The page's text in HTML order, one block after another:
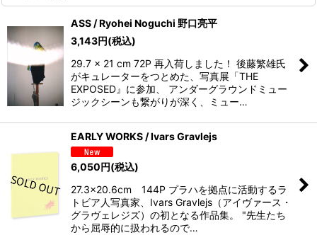
ASS / Ryohei Noguchi 野口亮平
3,143円(税込)
29.7 x 21 cm 72P 再入荷しました！ 後藤繁雄氏
がキュレーターをつとめた、写真展「THE
EXPOSED』に参加、 アンダーグラウンドミュー
ジックシーンも繋がりが深く、ミュー…
EARLY WORKS / Ivars Gravlejs
6,050円(税込)
27.3×20.6cm 144P プラハを拠点に活動するラ
トビア人写真家、Ivars Gravlejs（アイヴァース・
グラヴェレジズ）の初となる作品集。 "先生たち
から屈辱的に扱われるので…